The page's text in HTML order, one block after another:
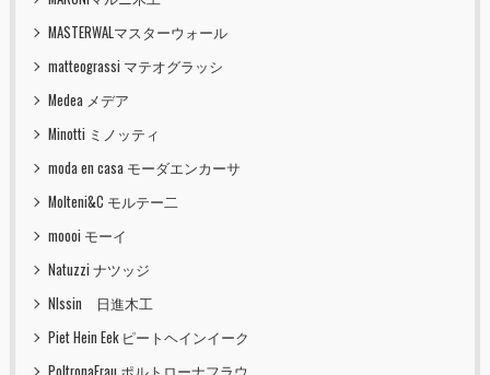
MASTERWALマスターウォール
matteograssi マテオグラッシ
Medea メデア
Minotti ミノッティ
moda en casa モーダエンカーサ
Molteni&C モルテー二
moooi モーイ
Natuzzi ナツッジ
NIssin 日進木工
Piet Hein Eek ピートヘインイーク
PoltronaFrau ポルトローナフラウ